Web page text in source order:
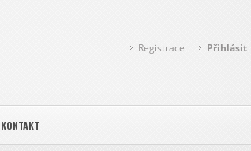
Registrace Přihlásit
KONTAKT